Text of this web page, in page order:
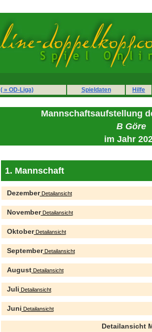
( » OD-Liga) Spieldaten Hilfe
Mannschaftsaufstellung
B Göre
im Jahr
1. Mannschaft
DezemberDetailansicht
NovemberDetailansicht
OktoberDetailansicht
SeptemberDetailansicht
AugustDetailansicht
Juli Detailansicht
Juni Detailansicht
Detailansicht